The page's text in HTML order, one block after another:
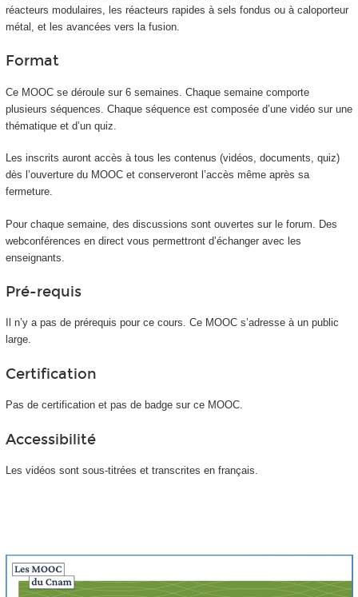
réacteurs modulaires, les réacteurs rapides à sels fondus ou à caloporteur
métal, et les avancées vers la fusion.
Format
Ce MOOCse déroule sur 6 semaines. Chaque semaine comporte
plusieurs séquences. Chaque séquence est composée d’une vidéo sur une
thématique et d’un quiz.
Les inscrits auront accès à tous les contenus (vidéos, documents, quiz)
dès l’ouverture du MOOCet conserveront l’accès même après sa
fermeture.
Pour chaque semaine, des discussions sont ouvertes sur le forum. Des
webconférences en direct vous permettront d’échanger avec les
enseignants.
Pré-requis
Il n’y a pas de prérequis pour ce cours. Ce MOOCs’adresse à un public
large.
Certification
Pas de certification et pas de badge sur ce MOOC.
Accessibilité
Les vidéos sont sous-titrées et transcrites en français.